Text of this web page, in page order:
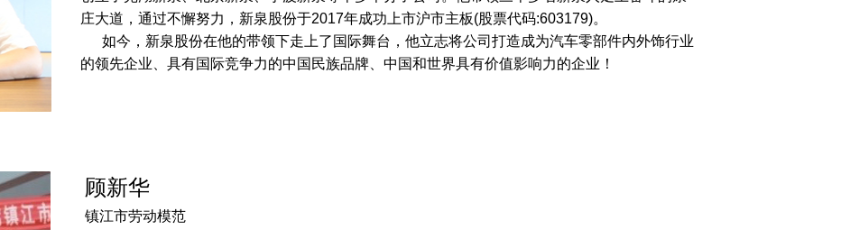
顾新华
镇江市劳动模范
庄大道，通过不懈努力，新泉股份于2017年成功上市沪市主板(股票代码:603179)。
如今，新泉股份在他的带领下走上了国际舞台，他立志将公司打造成为汽车零部件内外饰行业
的领先企业、具有国际竞争力的中国民族品牌、中国和世界具有价值影响力的企业！